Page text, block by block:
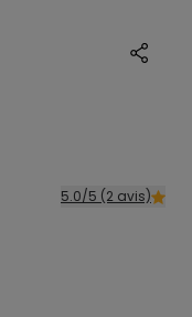
5.0/5 (2 avis)